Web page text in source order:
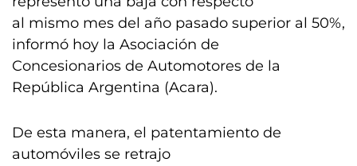
al mismo mes del año pasado superior al 50%,
informó hoy la Asociación de
Concesionarios de Automotores de la
República Argentina (Acara).
De esta manera, el patentamiento de
automóviles se retrajo